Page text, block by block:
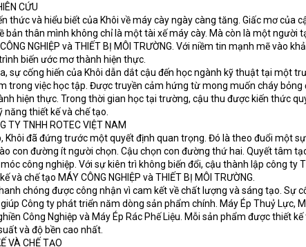
CỨU
thức và hiểu biết của Khôi về máy cày ngày càng tăng. Giấc mơ của
bản thân mình không chỉ là một tài xế máy cày. Mà còn là một người
NGHIỆP và THIẾT BỊ MÔI TRƯỜNG. Với niềm tin mạnh mẽ vào
biến ước mơ thành hiện thực.
sự cống hiến của Khôi dẫn dắt cậu đến học ngành kỹ thuật tại một
trong việc học tập. Được truyền cảm hứng từ mong muốn cháy bỏng
hiện thực. Trong thời gian học tại trường, cậu thu được kiến thức
năng thiết kế và chế tạo.
TY TNHH ROTEC VIỆT NAM
Khôi đã đứng trước một quyết định quan trọng. Đó là theo đuổi một
con đường ít người chọn. Cậu chọn con đường thứ hai. Quyết tâm
công nghiệp. Với sự kiên trì không biến đổi, cậu thành lập công ty
và chế tạo MÁY CÔNG NGHIỆP và THIẾT BỊ MÔI TRƯỜNG.
chóng được công nhận vì cam kết về chất lượng và sáng tạo. Sự
Công ty phát triển năm dòng sản phẩm chính. Máy Ép Thuỷ Lực,
Công Nghiệp và Máy Ép Rác Phế Liệu. Mỗi sản phẩm được thiết
và độ bền cao nhất.
VÀ CHẾ TẠO